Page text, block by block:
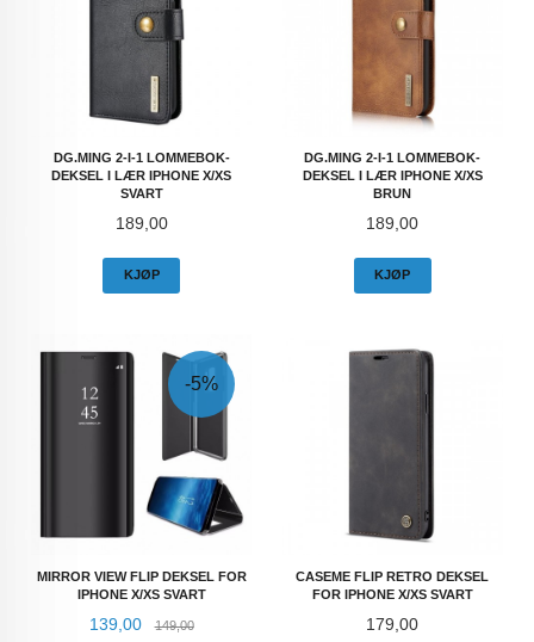
DG.MING 2-I-1 LOMMEBOK-
DEKSEL I LÆR IPHONE X/XS
SVART
Pris
189,00
KJØP
DG.MING 2-I-1 LOMMEBOK-
DEKSEL I LÆR IPHONE X/XS
BRUN
Pris
189,00
KJØP
MIRROR VIEW FLIP DEKSEL FOR
IPHONE X/XS SVART
Tilbud
139,00 149,00Rabatt
-5%
CASEME FLIP RETRO DEKSEL
FOR IPHONE X/XS SVART
Pris
179,00